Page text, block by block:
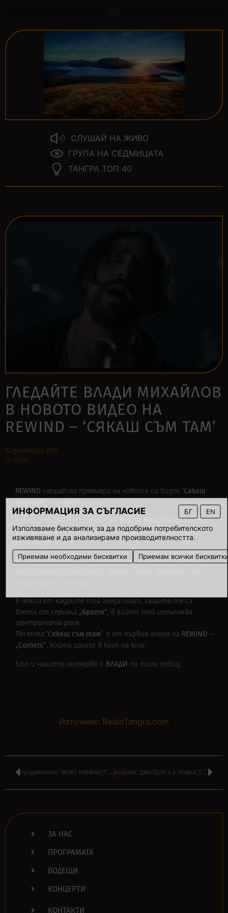
ИНФОРМАЦИЯ ЗА СЪГЛАСИЕ БГ EN
Използваме бисквитки, за да подобрим потребителското
изживяване и да анализираме производителността.
Приемам необходими бисквитки Приемам всички
СЛУШАЙ НА ЖИВО
ГРУПА НА СЕДМИЦАТА
ТАНГРА ТОП 40
ГЛЕДАЙТЕ ВЛАДИ МИХАЙЛОВ
В НОВОТО ВИДЕО НА
REWIND – ‘СЯКАШ СЪМ ТАМ’
22 декември 2021
00:03
REWIND направиха премиера на новото си видео ‘Сякаш
МИХАЙЛОВ, в който
той работи със съпругата си МИШАи няколко техни
приятели.
ВЛАДИе един от най-популярните гласове в България в
В някои от кадрите той гледа лошо, защото те са
взети от сериала „Братя“, в който той изпълнява
централната роля.
Песента ‘Сякаш съм там’ е от първия албум на REWIND –
„Corners“, който излезе в края на юни.
Ето и нашето интервю с ВЛАДИ по този повод.
Източник: RadioTangra.com
Предаването ‘МОЯТ ПЛЕЙЛИСТ’ ще продължи и през 2022 по БНТ1 Новият ‘ДЖИТБОЛ’ e в ПОДКАСТ с ВИНЧЕНЦО и ТУРИЙСКА и БОЯДЖИЕВ
ЗА НАС
ПРОГРАМАТА
ВОДЕЩИ
КОНЦЕРТИ
КОНТАКТИ